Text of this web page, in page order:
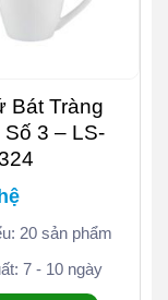
Bát Tràng
Số 3 – LS-
20 sản phẩm
7 - 10 ngày